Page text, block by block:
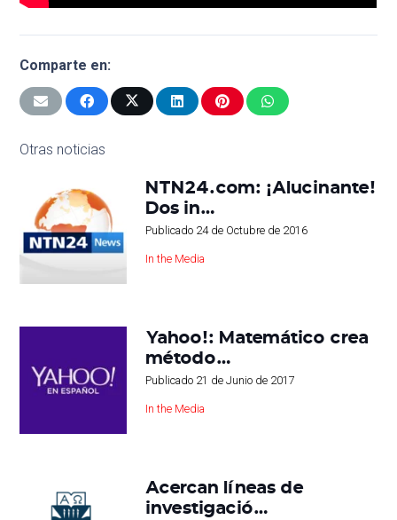
Comparte en:
Otras noticias
NTN24.com: ¡Alucinante!
Dos in…
Publicado 24 de Octubre de 2016
In the Media
Yahoo!: Matemático crea
método…
Publicado 21 de Junio de 2017
In the Media
Acercan líneas de
investigació…